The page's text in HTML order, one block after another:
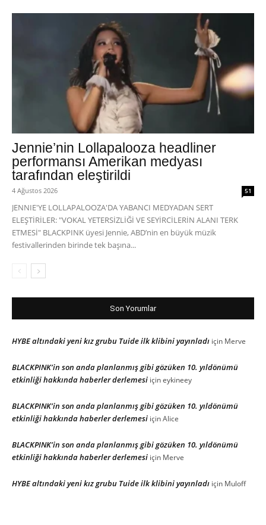
Jennie’nin Lollapalooza headliner
performansı Amerikan medyası
tarafından eleştirildi
4 Ağustos 2026 51
JENNIE'YE LOLLAPALOOZA'DA YABANCI MEDYADAN SERT
ELEŞTİRİLER: "VOKAL YETERSİZLİĞİ VE SEYİRCİLERİN ALANI TERK
ETMESİ" BLACKPINK üyesi Jennie, ABD’nin en büyük müzik
festivallerinden birinde tek başına...
Son Yorumlar
HYBE altındaki yeni kız grubu Tuide ilk klibini yayınladı için Merve
BLACKPINK’in son anda planlanmış gibi gözüken 10. yıldönümü
etkinliği hakkında haberler derlemesi içineykineey
BLACKPINK’in son anda planlanmış gibi gözüken 10. yıldönümü
etkinliği hakkında haberler derlemesi içinAlice
BLACKPINK’in son anda planlanmış gibi gözüken 10. yıldönümü
etkinliği hakkında haberler derlemesi için Merve
HYBE altındaki yeni kız grubu Tuide ilk klibini yayınladı için Muloff